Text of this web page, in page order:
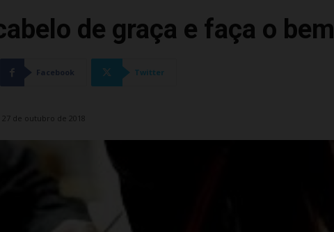
de graça e faça o bem
Facebook Twitter
27 de outubro de 2018